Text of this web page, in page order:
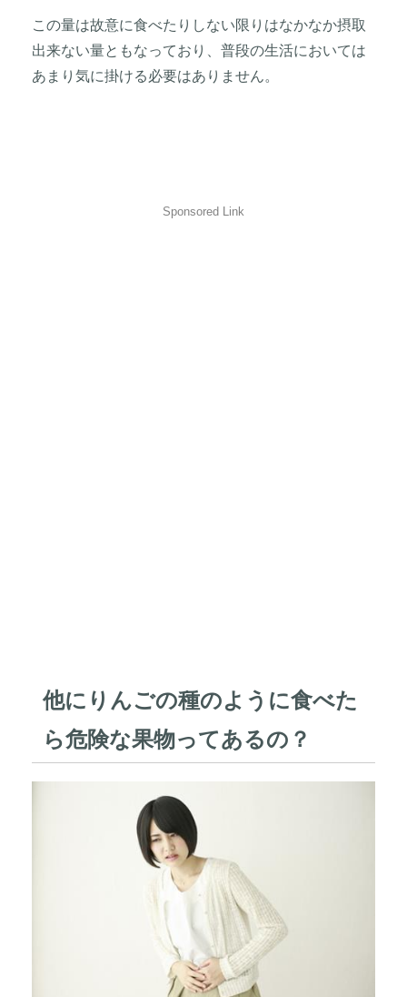
この量は故意に食べたりしない限りはなかなか摂取
出来ない量ともなっており、普段の生活においては
あまり気に掛ける必要はありません。
Sponsored Link
他にりんごの種のように食べた
ら危険な果物ってあるの？